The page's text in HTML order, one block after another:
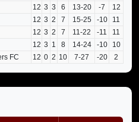
12 3 3 6 13-20 -7
12
12 3 2 7 15-25 -10
11
12 3 2 7 11-22 -11
11
12 3 1 8 14-24 -10
10
FC 12 0 2 10 7-27 -20 2